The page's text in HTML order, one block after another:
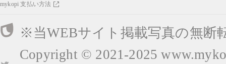
mykopi 支払い方法
※当WEBサイト掲載写真の無断
Copyright © 2021-2025